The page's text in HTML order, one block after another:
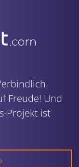
Freude! Und
Projekt ist